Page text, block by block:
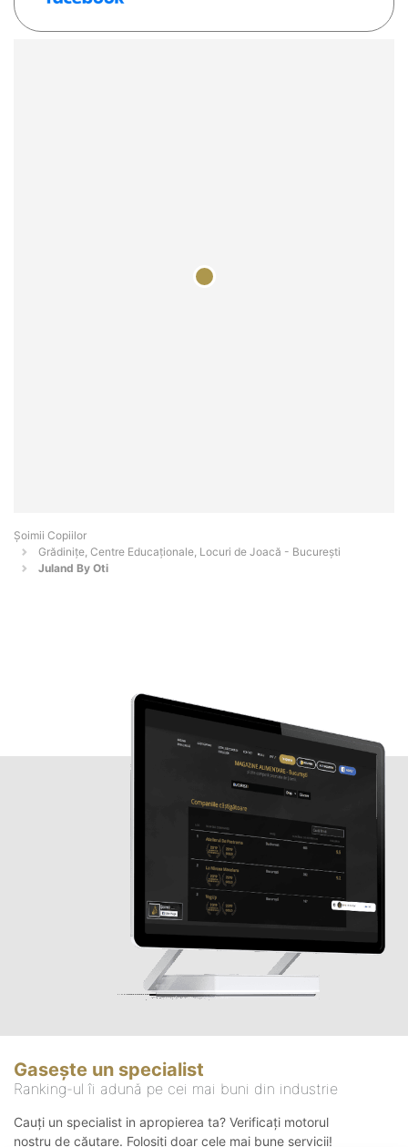
Șoimii Copiilor
Grădinițe, Centre Educaționale, Locuri de Joacă - Bucureşti
Juland By Oti
Gasește un specialist
Ranking-ul îi adună pe cei mai buni din industrie
Cauți un specialist in apropierea ta? Verificați motorul
nostru de căutare. Folosiți doar cele mai bune servicii!